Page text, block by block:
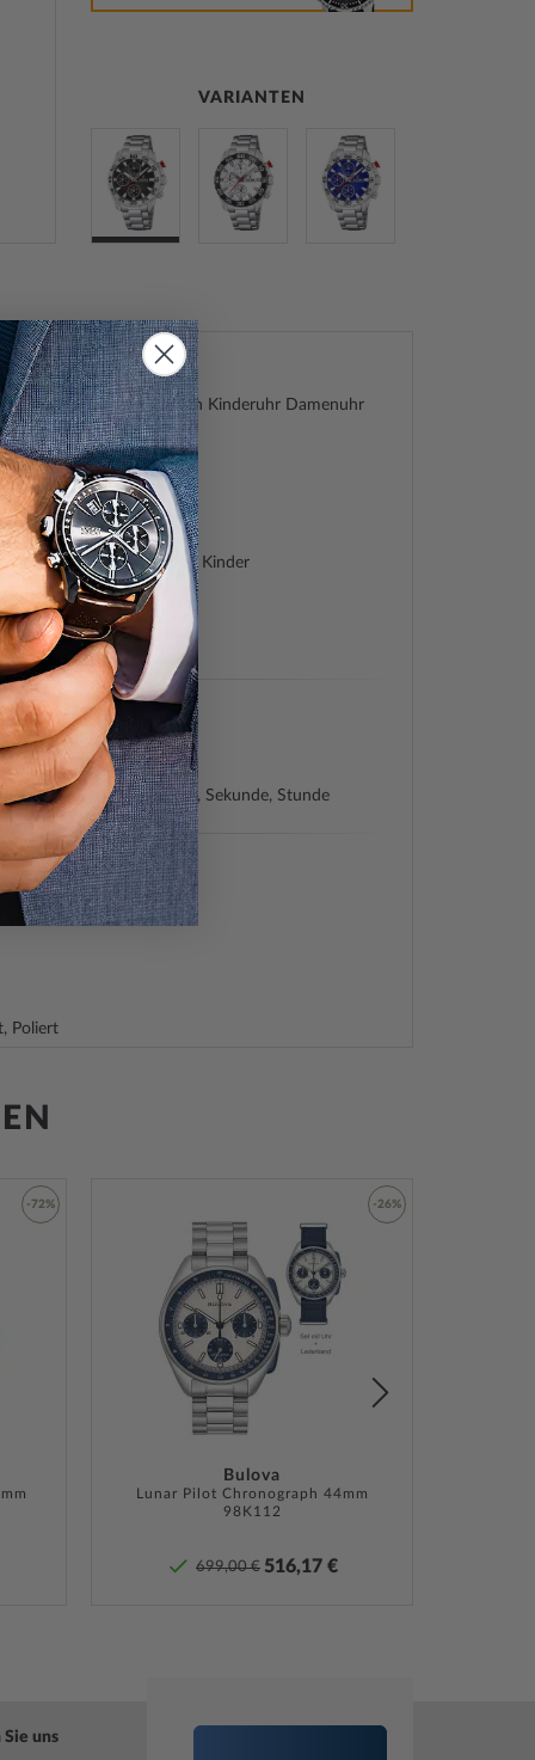
VARIANTEN
F20457/3 Junior Kollektion Kinderuhr Damenuhr
37mm
Jungen, Mädchen, Unisex, Kinder
3
(Quarz)
Chronograph, Minute, Sekunde, Stunde
Poliert
gepresst
Herstellergarantie! Die genaue
und die Adresse des Garantiegebers
bei Lieferung der Ware in der
-72%
Bulova
Lunar Pilot Chronograph 44mm
98K112
699,00 € 516,17 €
-26%
Sie uns